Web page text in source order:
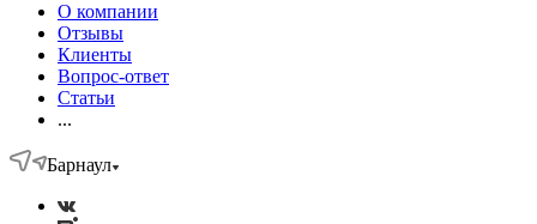
О компании
Отзывы
Клиенты
Вопрос-ответ
Статьи
...
Барнаул